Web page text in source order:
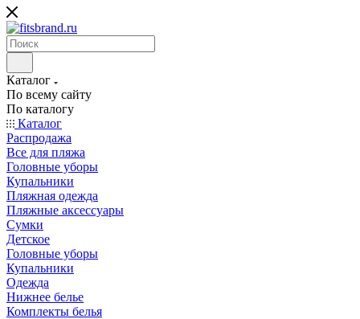
Каталог
По всему сайту
По каталогу
Каталог
Распродажа
Все для пляжа
Головные уборы
Купальники
Пляжная одежда
Пляжные аксессуары
Сумки
Детское
Головные уборы
Купальники
Одежда
Нижнее белье
Комплекты белья